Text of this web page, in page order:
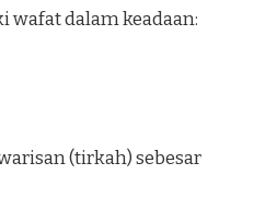
wafat dalam keadaan:
(tirkah) sebesar